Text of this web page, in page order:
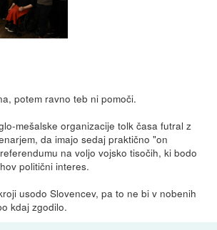
potem ravno teb ni pomoči.
mešalske organizacije tolk časa futral z
da imajo sedaj praktično "on
na voljo vojsko tisočih, ki bodo
politični interes.
usodo Slovencev, pa to ne bi v nobenih
kdaj zgodilo.